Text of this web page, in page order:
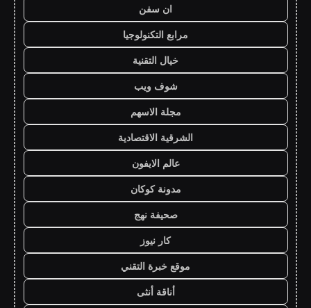
ان سفن
مرابع التكنولوجيا
خيال التقنية
شوف ويب
مجلة الاسهم
الشرقية الاقتصادية
عالم الايفون
مدونة كوكان
صحيفة نهج
كار نيوز
موقع خبرة التقني
أناقة أنثى